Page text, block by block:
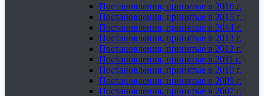
Постановления, принятые в 2016 г.
Постановления, принятые в 2015 г.
Постановления, принятые в 2014 г.
Постановления, принятые в 2013 г.
Постановления, принятые в 2012 г.
Постановления, принятые в 2011 г.
Постановления, принятые в 2010 г.
Постановления, принятые в 2009 г.
Постановления, принятые в 2007 г.